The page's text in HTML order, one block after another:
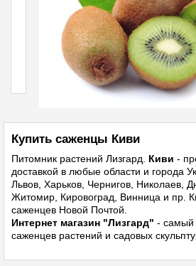
Купить саженцы Киви
Питомник растений Лизгард. Киви -
доставкой в любые области и города
Львов, Харьков, Чернигов, Николаев,
Житомир, Кировоград, Винница и пр.
саженцев Новой Почтой.
Интернет магазин "Лизгард" - самый
саженцев растений и садовых